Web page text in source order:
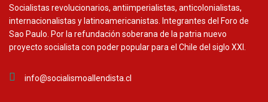
Socialistas revolucionarios, antiimperialistas, anticolonialistas,
internacionalistas y latinoamericanistas. Integrantes del Foro de
Sao Paulo. Por la refundación soberana de la patria nuevo
proyecto socialista con poder popular para el Chile del siglo XXI.
info@socialismoallendista.cl